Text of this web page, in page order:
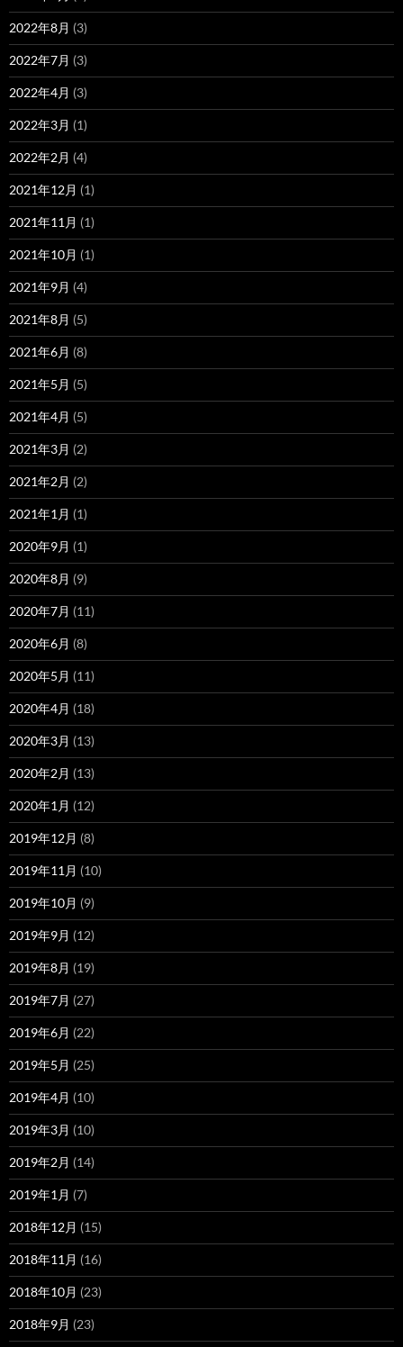
2022年8月 (3)
2022年7月 (3)
2022年4月 (3)
2022年3月 (1)
2022年2月 (4)
2021年12月 (1)
2021年11月 (1)
2021年10月 (1)
2021年9月 (4)
2021年8月 (5)
2021年6月 (8)
2021年5月 (5)
2021年4月 (5)
2021年3月 (2)
2021年2月 (2)
2021年1月 (1)
2020年9月 (1)
2020年8月 (9)
2020年7月 (11)
2020年6月 (8)
2020年5月 (11)
2020年4月 (18)
2020年3月 (13)
2020年2月 (13)
2020年1月 (12)
2019年12月 (8)
2019年11月 (10)
2019年10月 (9)
2019年9月 (12)
2019年8月 (19)
2019年7月 (27)
2019年6月 (22)
2019年5月 (25)
2019年4月 (10)
2019年3月 (10)
2019年2月 (14)
2019年1月 (7)
2018年12月 (15)
2018年11月 (16)
2018年10月 (23)
2018年9月 (23)